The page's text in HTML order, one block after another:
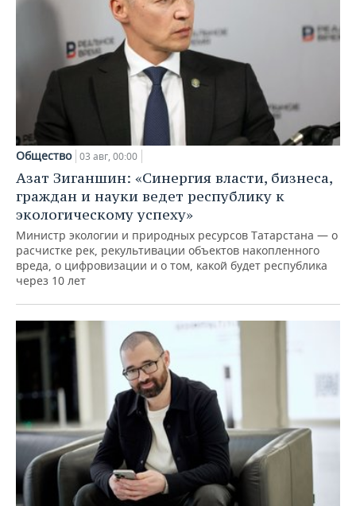
Общество 03 авг, 00:00
Азат Зиганшин: «Синергия власти, бизнеса,
граждан и науки ведет республику к
экологическому успеху»
Министр экологии и природных ресурсов Татарстана — о
расчистке рек, рекультивации объектов накопленного
вреда, о цифровизации и о том, какой будет республика
через 10 лет